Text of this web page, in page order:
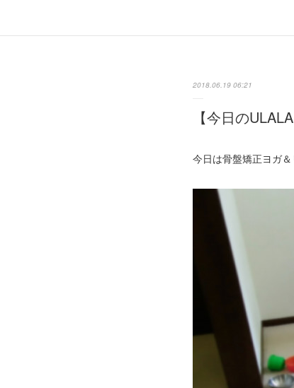
2018.06.19 06:21
【今日の
今日は骨盤矯正ヨガ＆